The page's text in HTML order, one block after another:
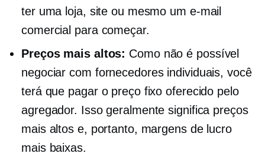
ter uma loja, site ou mesmo um e-mail
comercial para começar.
Preços mais altos: Como não é possível
negociar com fornecedores individuais, você
terá que pagar o preço fixo oferecido pelo
agregador. Isso geralmente significa preços
mais altos e, portanto, margens de lucro
mais baixas.